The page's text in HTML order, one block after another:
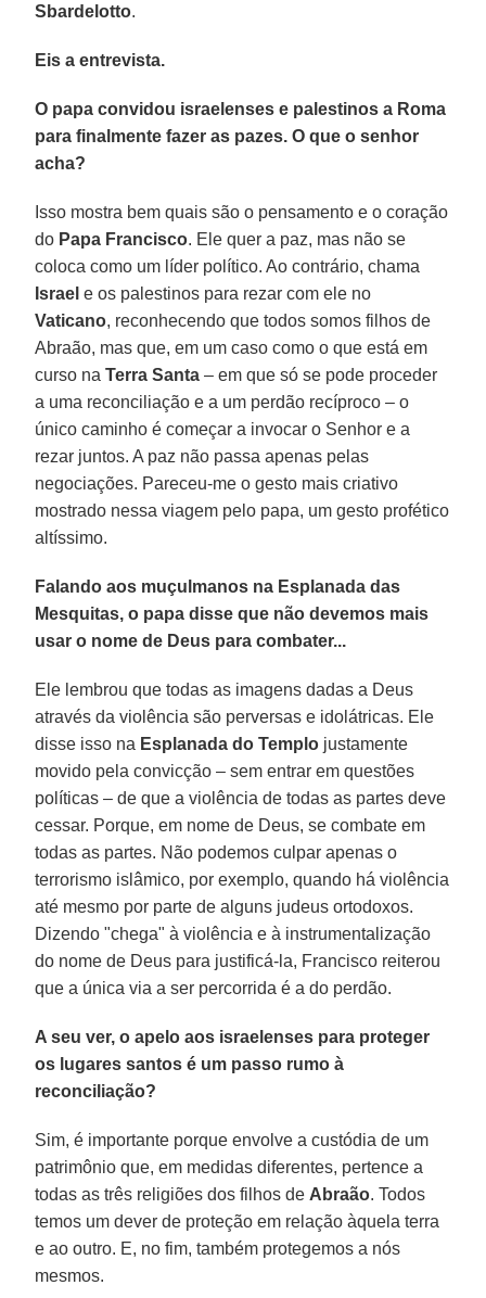
Sbardelotto.
Eis a entrevista.
O papa convidou israelenses e palestinos a Roma
para finalmente fazer as pazes. O que o senhor
acha?
Isso mostra bem quais são o pensamento e o coração
do Papa Francisco. Ele quer a paz, mas não se
coloca como um líder político. Ao contrário, chama
Israel e os palestinos para rezar com ele no
Vaticano, reconhecendo que todos somos filhos de
Abraão, mas que, em um caso como o que está em
curso naTerra Santa – em que só se pode proceder
a uma reconciliação e a um perdão recíproco – o
único caminho é começar a invocar o Senhor e a
rezar juntos. A paz não passa apenas pelas
negociações. Pareceu-me o gesto mais criativo
mostrado nessa viagem pelo papa, um gesto profético
altíssimo.
Falando aos muçulmanos na Esplanada das
Mesquitas, o papa disse que não devemos mais
usar o nome de Deus para combater...
Ele lembrou que todas as imagens dadas a Deus
através da violência são perversas e idolátricas. Ele
disse isso na Esplanada do Templo justamente
movido pela convicção – sem entrar em questões
políticas – de que a violência de todas as partes deve
cessar. Porque, em nome de Deus, se combate em
todas as partes. Não podemos culpar apenas o
terrorismo islâmico, por exemplo, quando há violência
até mesmo por parte de alguns judeus ortodoxos.
Dizendo "chega" à violência e à instrumentalização
do nome de Deus para justificá-la, Francisco reiterou
que a única via a ser percorrida é a do perdão.
A seu ver, o apelo aos israelenses para proteger
os lugares santos é um passo rumo à
reconciliação?
Sim, é importante porque envolve a custódia de um
patrimônio que, em medidas diferentes, pertence a
todas as três religiões dos filhos de Abraão. Todos
temos um dever de proteção em relação àquela terra
e ao outro. E, no fim, também protegemos a nós
mesmos.